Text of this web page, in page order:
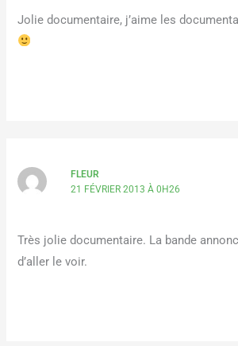
Jolie documentaire, j’aime les
FLEUR
21 FÉVRIER 2013 À 0H26
Très jolie documentaire. La bande
d’aller le voir.